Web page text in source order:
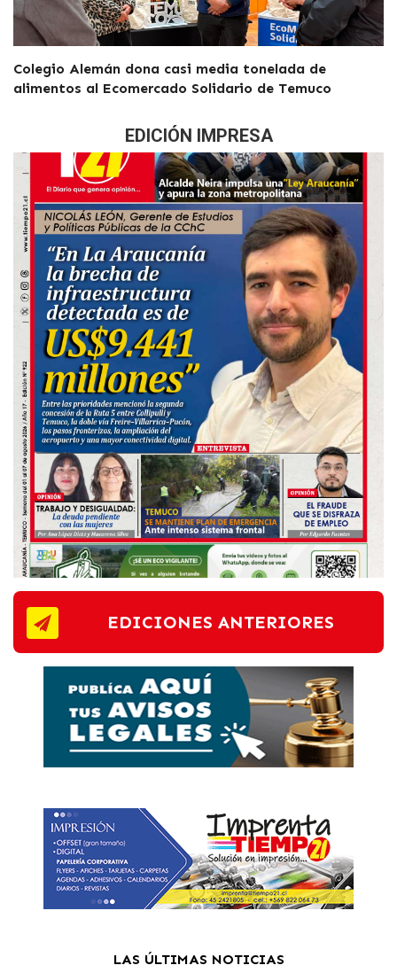
Colegio Alemán dona casi media tonelada de
alimentos al Ecomercado Solidario de Temuco
EDICIÓN IMPRESA
EDICIONES ANTERIORES
LAS ÚLTIMAS NOTICIAS